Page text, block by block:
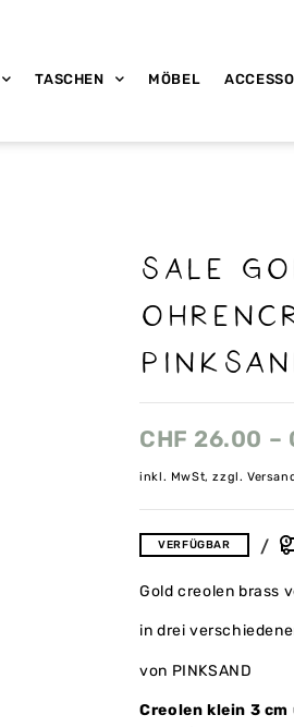
TASCHEN MÖBEL
sale
CHF 26.00 –
inkl. MwSt, zzgl.
VERFÜGBAR
Gold creolen brass
in drei
von PINKSAND
Creolen klein 3